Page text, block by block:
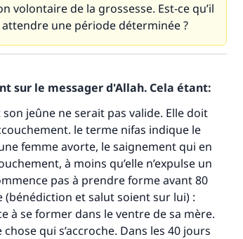
volontaire de la grossesse. Est-ce qu’il
attendre une période déterminée ?
sur le messager d'Allah. Cela étant:
son jeûne ne serait pas valide. Elle doit
le terme nifas indique le
femme avorte, le saignement qui en
à moins qu’elle n’expulse un
pas à prendre forme avant 80
(bénédiction et salut soient sur lui) :
à se former dans le ventre de sa mère.
qui s’accroche. Dans les 40 jours